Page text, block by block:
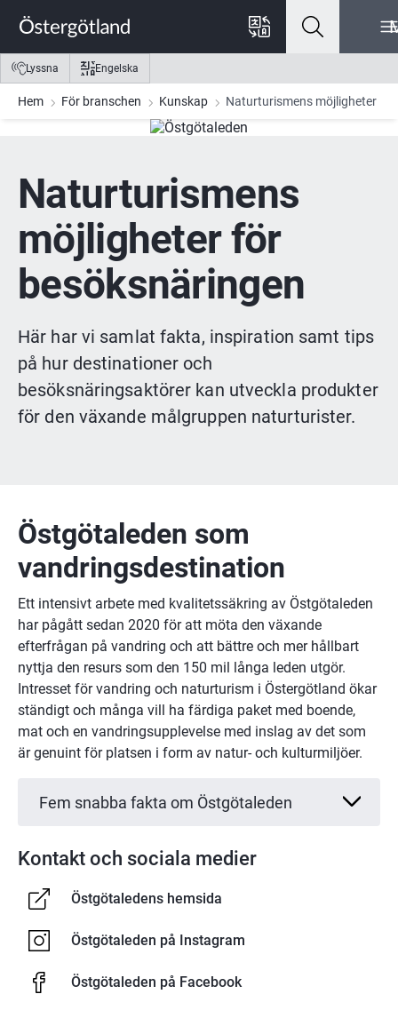
Gå till innehåll
Gå till meny
Gå till sidfot
Lyssna Engelska
Hem För branschen Kunskap Naturturismens möjligheter
Naturturismens
möjligheter för
besöksnäringen
Här har vi samlat fakta, inspiration samt tips
på hur destinationer och
besöksnäringsaktörer kan utveckla produkter
för den växande målgruppen naturturister.
Östgötaleden som
vandringsdestination
Ett intensivt arbete med kvalitetssäkring av Östgötaleden
har pågått sedan 2020 för att möta den växande
efterfrågan på vandring och att bättre och mer hållbart
nyttja den resurs som den 150 mil långa leden utgör.
Intresset för vandring och naturturism i Östergötland ökar
ständigt och många vill ha färdiga paket med boende,
mat och en vandringsupplevelse med inslag av det som
är genuint för platsen i form av natur- och kulturmiljöer.
Fem snabba fakta om Östgötaleden
Kontakt och sociala medier
Östgötaledens hemsida
Östgötaleden på Instagram
Östgötaleden på Facebook